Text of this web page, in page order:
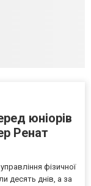
юніорів
Ренат
фізичної
десять днів, а за